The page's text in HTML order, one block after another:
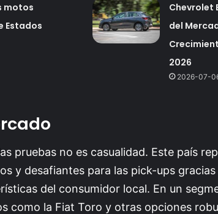
motos
Estados
Chevrolet
del
2026
2026-07-
pruebas no es casualidad. Este país
y desafiantes para las pick-ups
del consumidor local. En un
como la Fiat Toro y otras opciones